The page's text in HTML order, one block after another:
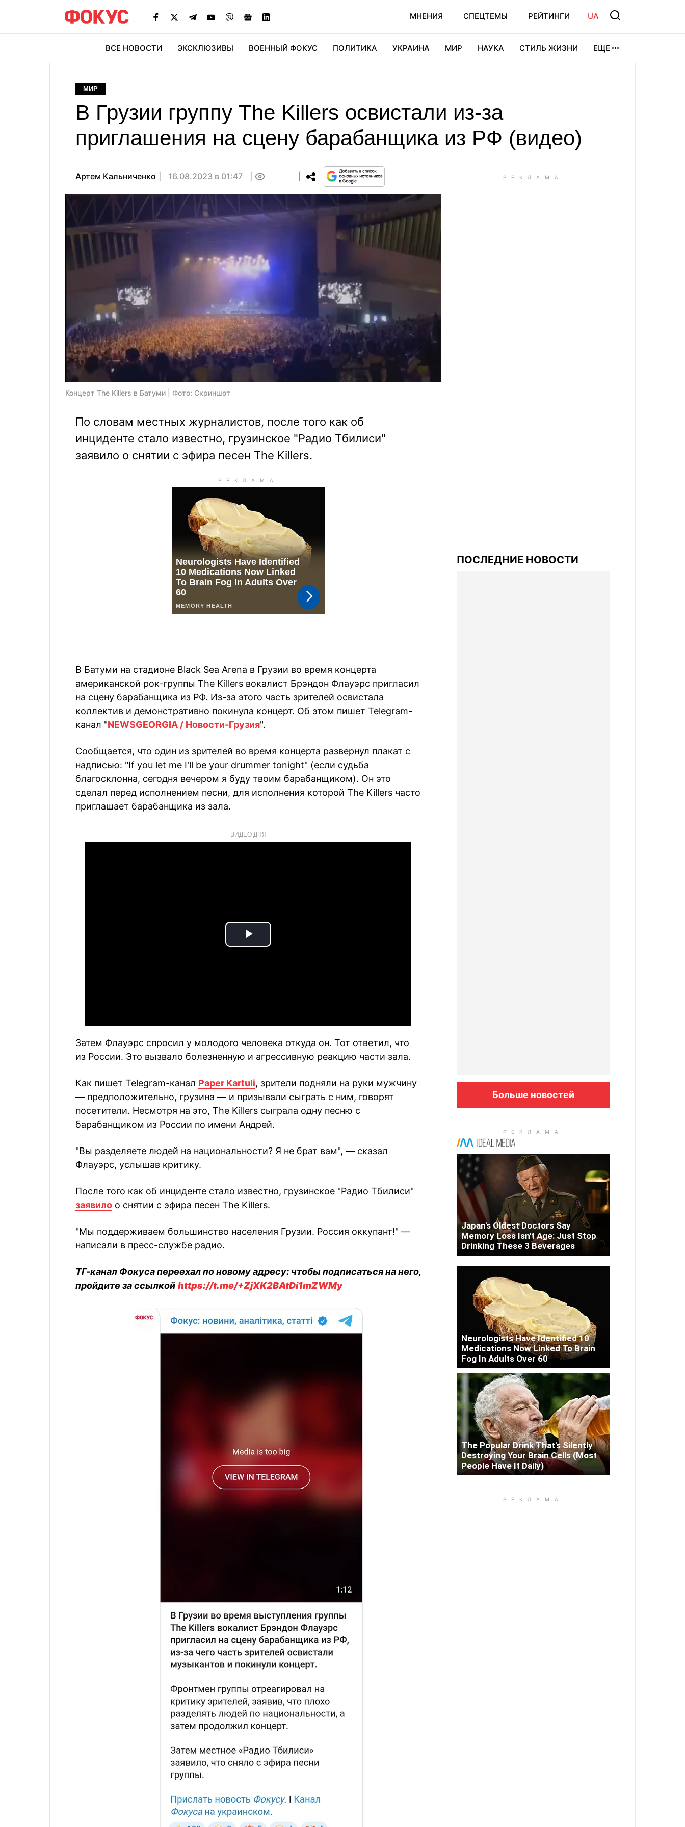
МНЕНИЯ СПЕЦТЕМЫ РЕЙТИНГИ UA
ВСЕ НОВОСТИ ЭКСКЛЮЗИВЫ ВОЕННЫЙ ФОКУС ПОЛИТИКА УКРАИНА МИР НАУКА СТИЛЬ ЖИЗНИ ЕЩЕ
МИР
В Грузии группу The Killers освистали из-за
приглашения на сцену барабанщика из РФ (видео)
Артем Кальниченко 16.08.2023 в 01:47
Концерт The Killers в Батуми | Фото: Скриншот
По словам местных журналистов, после того как об
инциденте стало известно, грузинское "Радио Тбилиси"
заявило о снятии с эфира песен The Killers.
В Батуми на стадионе Black Sea Arena в Грузии во время концерта
американской рок-группы The Killers вокалист Брэндон Флауэрс пригласил
на сцену барабанщика из РФ. Из-за этого часть зрителей освистала
коллектив и демонстративно покинула концерт. Об этом пишет Telegram-
канал "NEWSGEORGIA / Новости-Грузия".
Сообщается, что один из зрителей во время концерта развернул плакат с
надписью: "If you let me I'll be your drummer tonight" (если судьба
благосклонна, сегодня вечером я буду твоим барабанщиком). Он это
сделал перед исполнением песни, для исполнения которой The Killers часто
приглашает барабанщика из зала.
ВИДЕО ДНЯ
Play
Затем Флауэрс спросил у молодого человека откуда он. Тот ответил, что
из России. Это вызвало болезненную и агрессивную реакцию части зала.
Как пишет Telegram-канал Paper Kartuli, зрители подняли на руки мужчину
— предположительно, грузина — и призывали сыграть с ним, говорят
посетители. Несмотря на это, The Killers сыграла одну песню с
барабанщиком из России по имени Андрей.
"Вы разделяете людей на национальности? Я не брат вам", — сказал
Флауэрс, услышав критику.
После того как об инциденте стало известно, грузинское "Радио Тбилиси"
заявило о снятии с эфира песен The Killers.
"Мы поддерживаем большинство населения Грузии. Россия оккупант!" —
написали в пресс-службе радио.
ТГ-канал Фокуса переехал по новому адресу: чтобы подписаться на него,
пройдите за ссылкой https://t.me/+ZjXK2BAtDi1mZWMy
ПОСЛЕДНИЕ НОВОСТИ
Больше новостей